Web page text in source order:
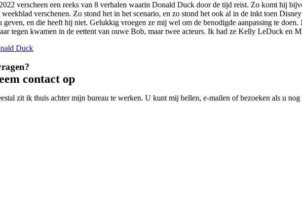
verscheen een reeks van 8 verhalen waarin Donald Duck door de tijd reist. Zo komt hij
weekblad verschenen. Zo stond het in het scenario, en zo stond het ook al in de inkt toen
geven, en die heeft hij niet. Gelukkig vroegen ze mij wel om de benodigde aanpassing te
tegen kwamen in de eettent van ouwe Bob, maar twee acteurs. Ik had ze Kelly LeDuck en
Duck
contact op
zit ik thuis achter mijn bureau te werken. U kunt mij bellen, e-mailen of bezoeken als u